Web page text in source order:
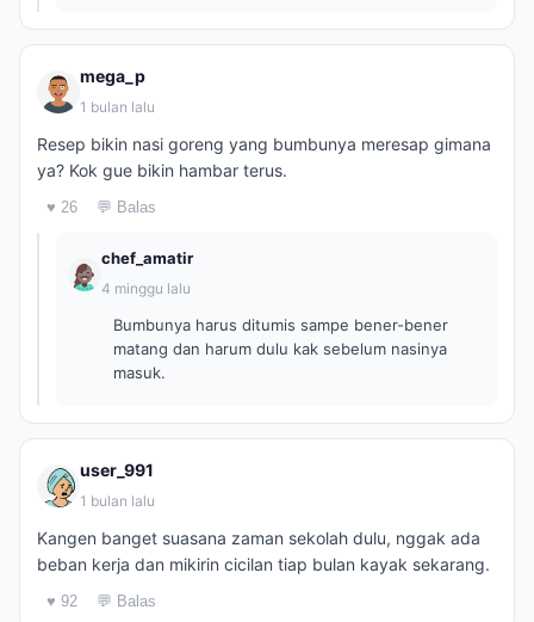
mega_p
1 bulan lalu
Resep bikin nasi goreng yang bumbunya meresap gimana
ya? Kok gue bikin hambar terus.
♥ 26 💬 Balas
chef_amatir
4 minggu lalu
Bumbunya harus ditumis sampe bener-bener
matang dan harum dulu kak sebelum nasinya
masuk.
user_991
1 bulan lalu
Kangen banget suasana zaman sekolah dulu, nggak ada
beban kerja dan mikirin cicilan tiap bulan kayak sekarang.
♥ 92 💬 Balas